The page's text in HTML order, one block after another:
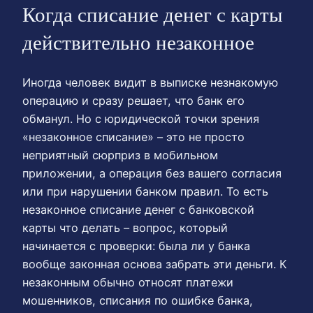
Когда списание денег с карты
действительно незаконное
Иногда человек видит в выписке незнакомую
операцию и сразу решает, что банк его
обманул. Но с юридической точки зрения
«незаконное списание» – это не просто
неприятный сюрприз в мобильном
приложении, а операция без вашего согласия
или при нарушении банком правил. То есть
незаконное списание денег с банковской
карты что делать – вопрос, который
начинается с проверки: была ли у банка
вообще законная основа забрать эти деньги. К
незаконным обычно относят платежи
мошенников, списания по ошибке банка,